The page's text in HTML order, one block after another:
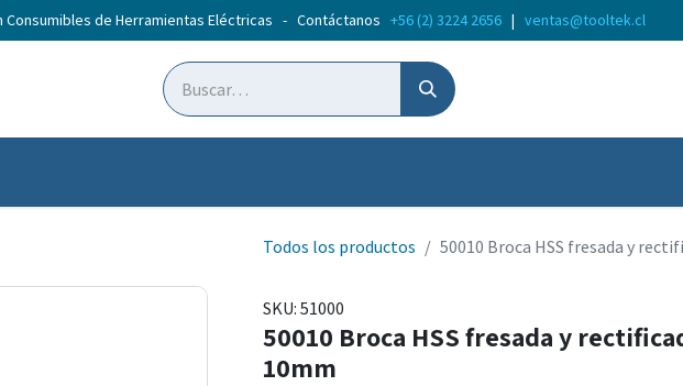
Consumibles de Herramientas Eléctricas - Contáctanos +56 (2) 3224 2656 | ventas@tooltek.cl
Todos los productos 50010 Broca HSS fresada y
SKU: 51000
50010 Broca HSS fresada y
10mm